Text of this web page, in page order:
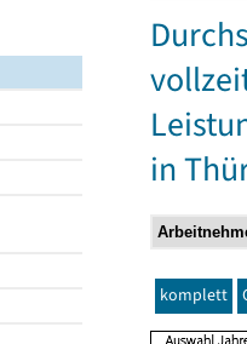
in
komplett